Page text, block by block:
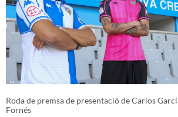
Roda de premsa de presentació de Carlos
Fornés